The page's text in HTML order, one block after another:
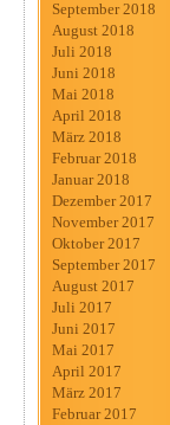
September 2018
August 2018
Juli 2018
Juni 2018
Mai 2018
April 2018
März 2018
Februar 2018
Januar 2018
Dezember 2017
November 2017
Oktober 2017
September 2017
August 2017
Juli 2017
Juni 2017
Mai 2017
April 2017
März 2017
Februar 2017